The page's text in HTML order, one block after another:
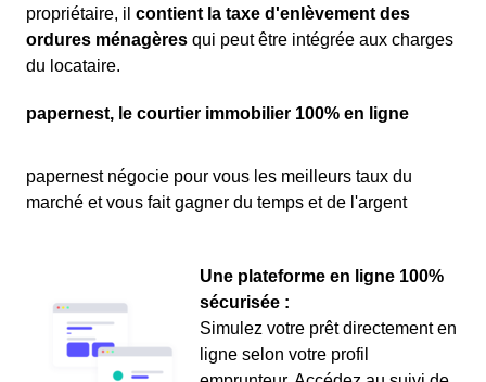
propriétaire, il contient la taxe d'enlèvement des
ordures ménagères qui peut être intégrée aux charges
du locataire.
papernest, le courtier immobilier 100% en ligne
papernest négocie pour vous les meilleurs taux du
marché et vous fait gagner du temps et de l'argent
Une plateforme en ligne 100%
sécurisée :
Simulez votre prêt directement en
ligne selon votre profil